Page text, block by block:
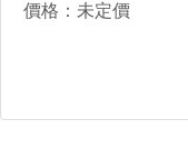
價格：未定價